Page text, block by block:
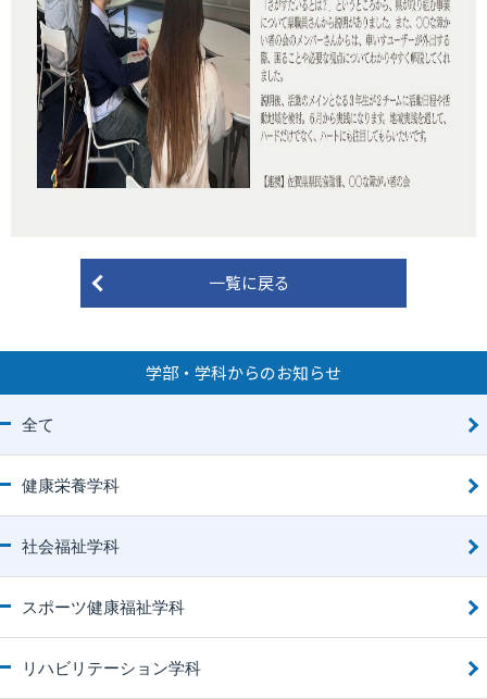
一覧に戻る
学部・学科からのお知らせ
全て
健康栄養学科
社会福祉学科
スポーツ健康福祉学科
リハビリテーション学科